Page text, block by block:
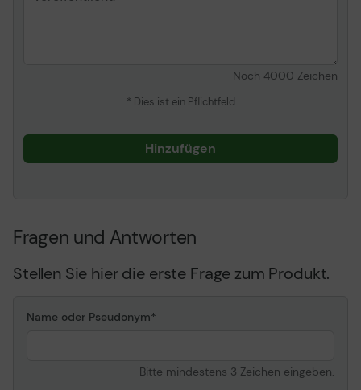
Noch 4000 Zeichen
* Dies ist ein Pflichtfeld
Hinzufügen
Fragen und Antworten
Stellen Sie hier die erste Frage zum Produkt.
Name oder Pseudonym
Bitte mindestens 3 Zeichen eingeben.